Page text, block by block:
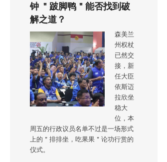
钟 ＂跛脚鸭＂能否找到破
解之道？
森美兰
州权杖
已然交
接，新
任大臣
依斯迈
拉欣坐
稳大
位，本
周五的行政议员名单不过是一场形式
上的＂排排坐，吃果果＂论功行赏的
仪式。